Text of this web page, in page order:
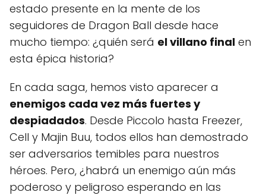
estado presente en la mente de los
seguidores de Dragon Ball desde hace
mucho tiempo: ¿quién será el villano final en
esta épica historia?
En cada saga, hemos visto aparecer a
enemigos cada vez más fuertes y
despiadados. Desde Piccolo hasta Freezer,
Cell y Majin Buu, todos ellos han demostrado
ser adversarios temibles para nuestros
héroes. Pero, ¿habrá un enemigo aún más
poderoso y peligroso esperando en las